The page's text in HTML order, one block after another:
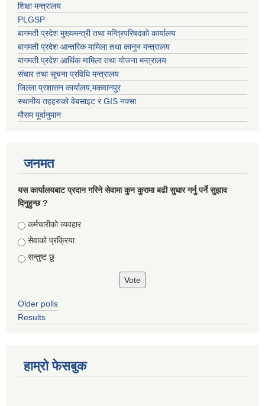
शिक्षा मन्त्रालय
PLGSP
बागमती प्रदेश मुख्यमन्त्री तथा मन्त्रिपरिषदको कार्यालय
बागमती प्रदेश आन्तरिक मामिला तथा कानून मन्त्रालय
बागमती प्रदेश आर्थिक मामिला तथा योजना मन्त्रालय
संचार तथा सूचना प्रविधि मन्त्रालय
जिल्ला प्रशासन कार्यालय,मकवानपुर
स्थानीय तहहरुको वेबसाइट र GIS नक्सा
मौसम पूर्वानुमान
जनमत
यस कार्यालयबाट प्रदान गरिने सेवामा कुन कुरामा बढी सुधार गर्नु पर्ने सुझाव
दिनुहुन्छ ?
Choices
कर्मचारीको व्यवहार
सेवाको प्रक्रिया
सन्तुष्ट छु
Older polls
Results
हाम्रो फेसबुक